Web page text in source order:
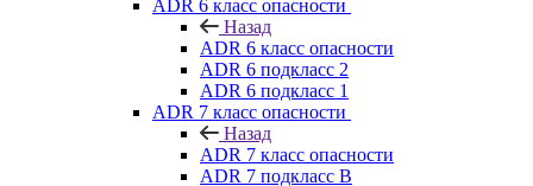
ADR 6 класс опасности
Назад
ADR 6 класс опасности
ADR 6 подкласс 2
ADR 6 подкласс 1
ADR 7 класс опасности
Назад
ADR 7 класс опасности
ADR 7 подкласс B